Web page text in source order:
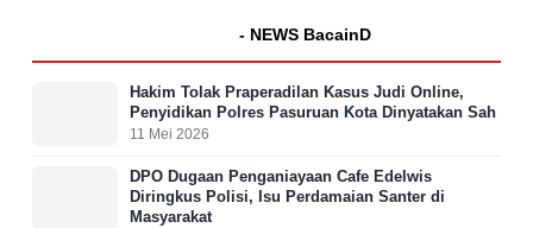
- NEWS BacainD
Hakim Tolak Praperadilan Kasus Judi Online,
Penyidikan Polres Pasuruan Kota Dinyatakan Sah
11 Mei 2026
DPO Dugaan Penganiayaan Cafe Edelwis
Diringkus Polisi, Isu Perdamaian Santer di
Masyarakat